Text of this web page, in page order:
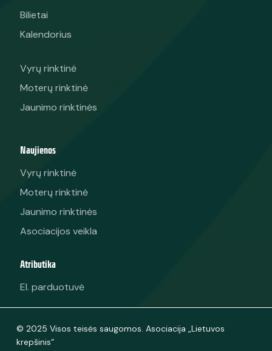
Bilietai
Kalendorius
Vyrų rinktinė
Moterų rinktinė
Jaunimo rinktinės
Naujienos
Vyrų rinktinė
Moterų rinktinė
Jaunimo rinktinės
Asociacijos veikla
Atributika
El. parduotuvė
© 2025 Visos teisės saugomos. Asociacija „Lietuvos
krepšinis“